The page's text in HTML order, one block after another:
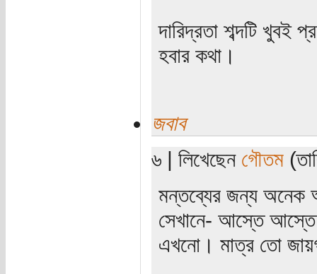
দারিদ্রতা শব্দটি খুবই
হবার কথা।
জবাব
৬ | লিখেছেন গৌতম
মন্তব্যের জন্য অনেক
সেখানে- আস্তে আস্তে
এখনো। মাত্র তো